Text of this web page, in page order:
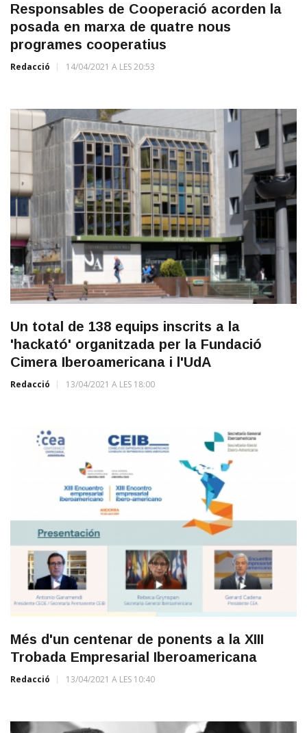
Responsables de Cooperació acorden la
posada en marxa de quatre nous
programes cooperatius
Redacció 14/04/2021 A LES 20:53
Un total de 138 equips inscrits a la
'hackató' organitzada per la Fundació
Cimera Iberoamericana i l'UdA
Redacció 13/04/2021 A LES 18:00
Més d'un centenar de ponents a la XIII
Trobada Empresarial Iberoamericana
Redacció 13/04/2021 A LES 10:40